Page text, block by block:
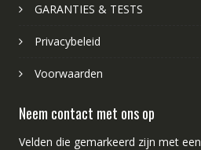
GARANTIES & TESTS
Privacybeleid
Voorwaarden
Neem contact met ons op
Velden die gemarkeerd zijn met een